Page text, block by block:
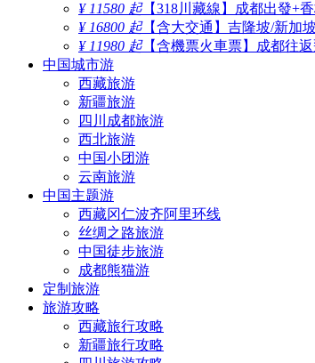
¥ 11580 起【318川藏線】成都出發+
¥ 16800 起【含大交通】吉隆坡/新加
¥ 11980 起【含機票火車票】成都往
中国城市游
西藏旅游
新疆旅游
四川成都旅游
西北旅游
中国小团游
云南旅游
中国主题游
西藏冈仁波齐阿里环线
丝绸之路旅游
中国徒步旅游
成都熊猫游
定制旅游
旅游攻略
西藏旅行攻略
新疆旅行攻略